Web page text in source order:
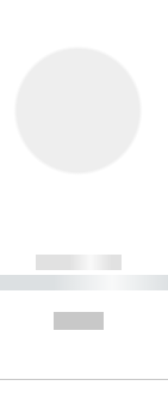
------------
-----------